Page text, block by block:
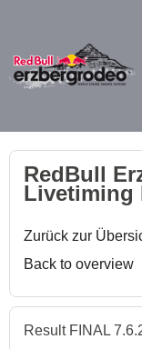
RedBull
Livetiming
Zurück zur
Back to overview
Result FINAL